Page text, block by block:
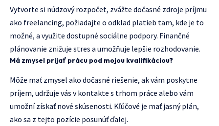
Vytvorte si núdzový rozpočet, zvážte dočasné zdroje príjmu
ako freelancing, požiadajte o odklad platieb tam, kde je to
možné, a využite dostupné sociálne podpory. Finančné
plánovanie znižuje stres a umožňuje lepšie rozhodovanie.
Má zmysel prijať prácu pod mojou kvalifikáciou?
Môže mať zmysel ako dočasné riešenie, ak vám poskytne
príjem, udržuje vás v kontakte s trhom práce alebo vám
umožní získať nové skúsenosti. Kľúčové je mať jasný plán,
ako sa z tejto pozície posunúť ďalej.